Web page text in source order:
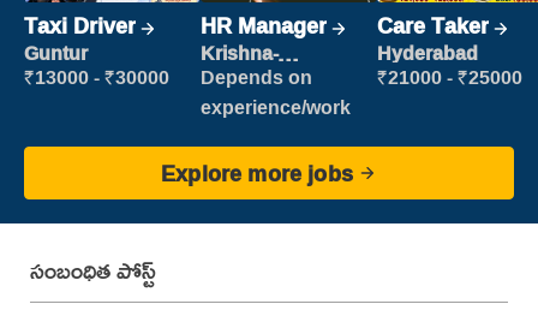
Taxi Driver
Guntur
₹13000 - ₹30000
HR Manager
Krishna-
vijayawada
Depends on
experience/work
Care Taker
Hyderabad
₹21000 - ₹25000
Explore more jobs
సంబంధిత పోస్ట్